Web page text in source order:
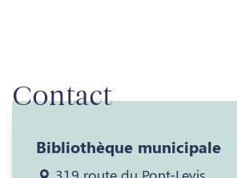
Contact
Bibliothèque municipale